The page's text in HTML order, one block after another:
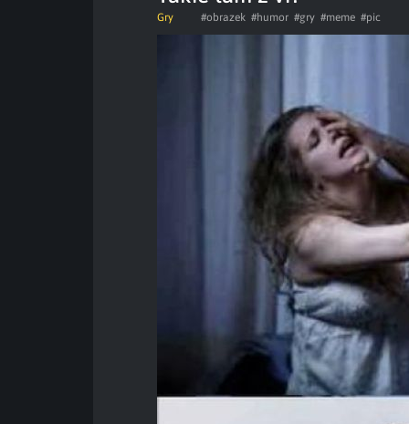
Gry #obrazek #humor #gry #meme #pic